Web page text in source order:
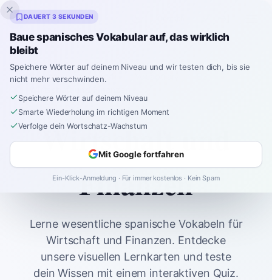
Inklingo
Startseite Spanish
Wirtschaft und
Finanzen
Lerne wesentliche spanische Vokabeln für
Wirtschaft und Finanzen. Entdecke
unsere visuellen Lernkarten und teste
dein Wissen mit einem interaktiven Quiz.
DAUERT 3 SEKUNDEN
Baue spanisches Vokabular auf, das wirklich
bleibt
Speichere Wörter auf deinem Niveau und wir testen dich, bis sie
nicht mehr verschwinden.
Speichere Wörter auf deinem Niveau
Smarte Wiederholung im richtigen Moment
Verfolge dein Wortschatz-Wachstum
Mit Google fortfahren
Ein-Klick-Anmeldung · Für immer kostenlos · Kein Spam